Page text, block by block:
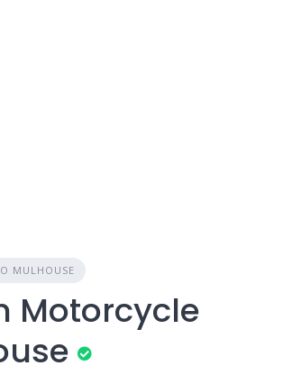
MULHOUSE
Motorcycle